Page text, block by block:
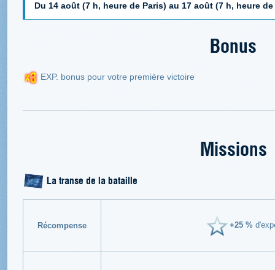
Du 14 août (7 h, heure de Paris) au 17 août (7 h, heure de
Bonus
EXP. bonus pour votre première victoire
Missions
La transe de la bataille
Récompense +25 %